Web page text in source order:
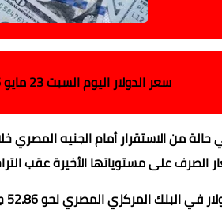
سعر الدولار اليوم السبت 23 مايو 2026 يستقر أمام الجنيه بعد آخر تراجع
الصرف على مستوياتها الأخيرة عقب